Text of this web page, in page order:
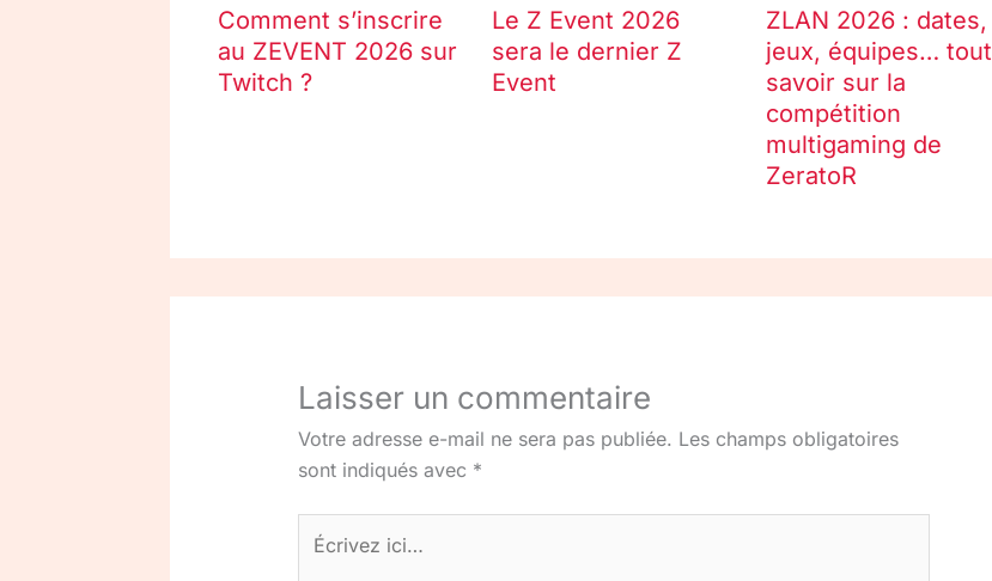
Comment s’inscrire
au ZEVENT 2026 sur
Twitch ?
Le Z Event 2026
sera le dernier Z
Event
ZLAN 2026 : dates,
jeux, équipes… tout
savoir sur la
compétition
multigaming de
ZeratoR
Laisser un commentaire
Votre adresse e-mail ne sera pas publiée. Les champs obligatoires
sont indiqués avec *
Écrivez
ici…